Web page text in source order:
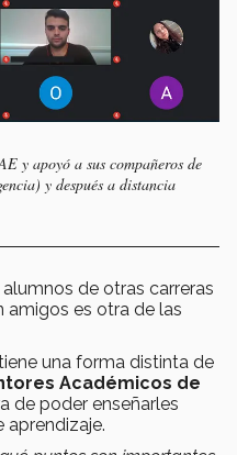
y apoyó a sus compañeros de
y después a distancia
de otras carreras
amigos es otra de las
una forma distinta de
Académicos de
de poder enseñarles